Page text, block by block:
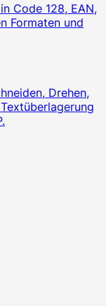
Code 128, EAN,
Formaten und
Drehen,